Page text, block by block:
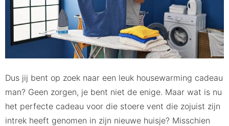
Grappig housewarming cadeau man
Persoonlijke housewarming cadeau man
Wat geef je een man voor zijn huis?
Dus jij bent op zoek naar een leuk housewarming cadeau
man? Geen zorgen, je bent niet de enige. Maar wat is nu
het perfecte cadeau voor die stoere vent die zojuist zijn
intrek heeft genomen in zijn nieuwe huisje? Misschien